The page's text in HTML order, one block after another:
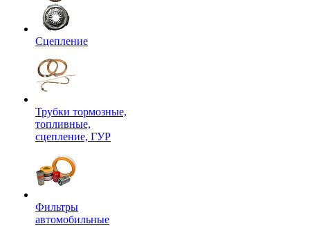
Сцепление
Трубки тормозные,
топливные,
сцепление, ГУР
Фильтры
автомобильные